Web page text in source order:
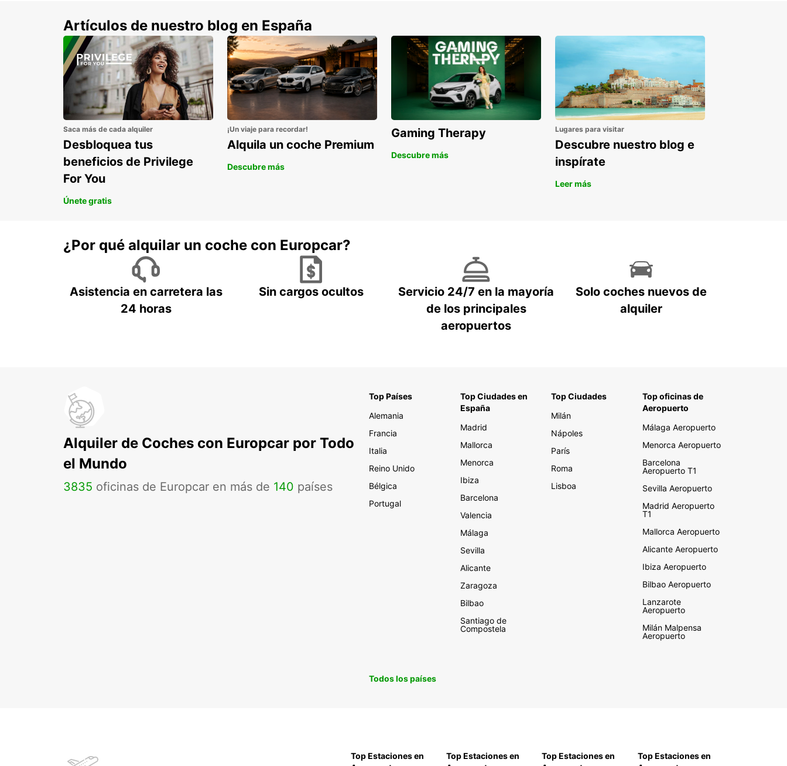
Artículos de nuestro blog en España
Saca más de cada alquiler
Desbloquea tus
beneficios de Privilege
For You
Únete gratis
¡Un viaje para recordar!
Alquila un coche Premium
Descubre más
Gaming Therapy
Descubre más
Lugares para visitar
Descubre nuestro blog e
inspírate
Leer más
¿Por qué alquilar un coche con Europcar?
Asistencia en carretera las
24 horas
Sin cargos ocultos
Servicio 24/7 en la mayoría
de los principales
aeropuertos
Solo coches nuevos de
alquiler
Alquiler de Coches con Europcar por Todo
el Mundo
3835 oficinas de Europcar en más de 140 países
Top Países
Alemania
Francia
Italia
Reino Unido
Bélgica
Portugal
Top Ciudades en
España
Madrid
Mallorca
Menorca
Ibiza
Barcelona
Valencia
Málaga
Sevilla
Alicante
Zaragoza
Bilbao
Santiago de
Compostela
Top Ciudades
Milán
Nápoles
París
Roma
Lisboa
Top oficinas de
Aeropuerto
Málaga Aeropuerto
Menorca Aeropuerto
Barcelona
Aeropuerto T1
Sevilla Aeropuerto
Madrid Aeropuerto
T1
Mallorca Aeropuerto
Alicante Aeropuerto
Ibiza Aeropuerto
Bilbao Aeropuerto
Lanzarote
Aeropuerto
Milán Malpensa
Aeropuerto
Todos los países
Top Estaciones en
Top Estaciones en
Top Estaciones en
Top Estaciones en